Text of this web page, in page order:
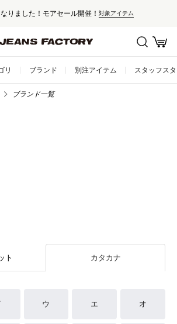
りました！モアセール開催！ 対象アイテム
リ ブランド 別注アイテム スタッフス
ブランド一覧
ト カタカナ
ウ エ オ